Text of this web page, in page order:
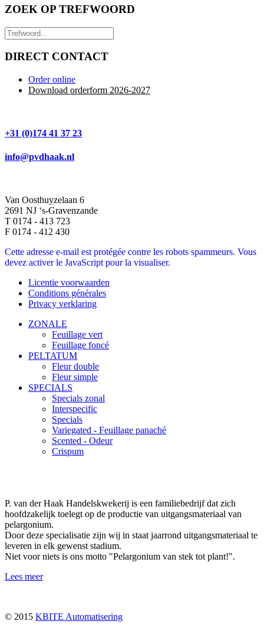
ZOEK OP TREFWOORD
DIRECT CONTACT
Order online
Download orderform 2026-2027
+31 (0)174 41 37 23
info@pvdhaak.nl
Van Oosthuyzelaan 6
2691 NJ ‘s-Gravenzande
T 0174 - 413 723
F 0174 - 412 430
Cette adresse e-mail est protégée contre les robots spammeurs. Vous
devez activer le JavaScript pour la visualiser.
Licentie voorwaarden
Conditions générales
Privacy verklaring
ZONALE
Feuillage vert
Feuillage foncé
PELTATUM
Fleur double
Fleur simple
SPECIALS
Specials zonal
Interspecific
Specials
Variegated - Feuillage panaché
Scented - Odeur
Crispum
P. van der Haak Handelskwekerij is een familiebedrijf dat zich
hoofdzakelijk toelegt op de productie van uitgangsmateriaal van
pelargonium.
Door deze specialisatie zijn wij in staat jaarrond uitgangsmateriaal te
leveren in elk gewenst stadium.
Niet voor niets is ons motto "Pelargonium van stek tot plant!".
Lees meer
© 2015 KBITE Automatisering